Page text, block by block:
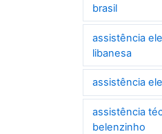
brasil
assistência
libanesa
assistência
assistência
belenzinho